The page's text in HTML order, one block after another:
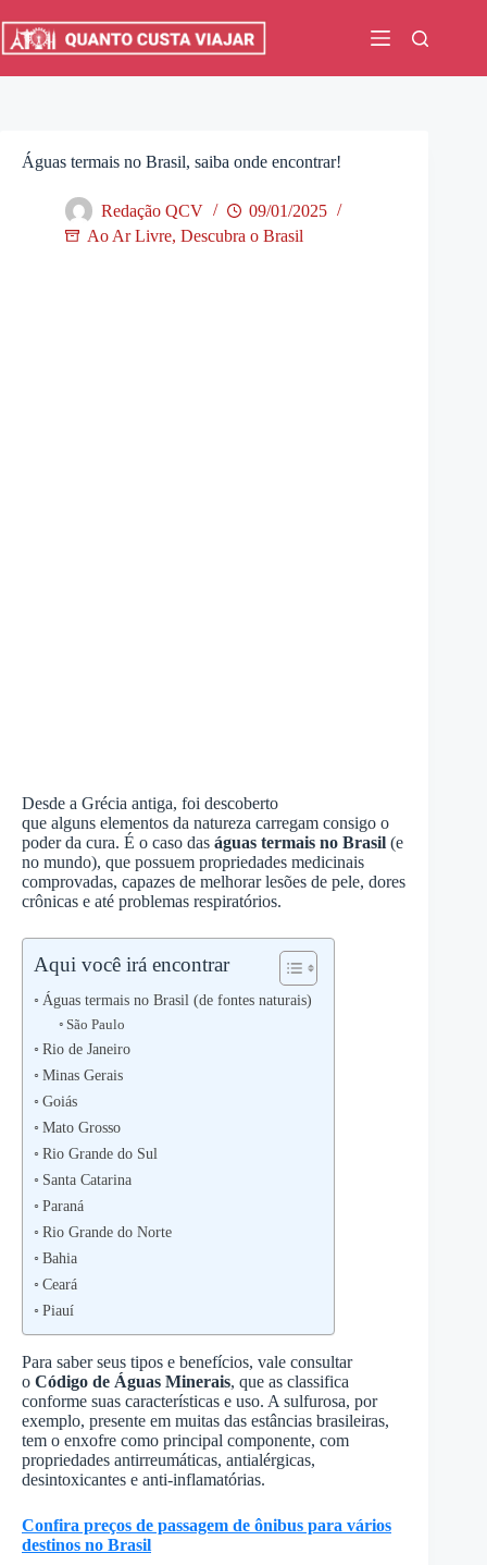
para
Águas termais no Brasil, saiba onde encontrar!
Redação QCV
09/01/2025
Ao Ar Livre, Descubra o Brasil
Desde a Grécia antiga, foi descoberto
que alguns elementos da natureza carregam consigo o
poder da cura. É o caso das águas termais no Brasil (e
no mundo), que possuem propriedades medicinais
comprovadas, capazes de melhorar lesões de pele, dores
crônicas e até problemas respiratórios.
Aqui você irá encontrar
Águas termais no Brasil (de fontes naturais)
São Paulo
Rio de Janeiro
Minas Gerais
Goiás
Mato Grosso
Rio Grande do Sul
Santa Catarina
Paraná
Rio Grande do Norte
Bahia
Ceará
Piauí
Para saber seus tipos e benefícios, vale consultar
o Código de Águas Minerais, que as classifica
conforme suas características e uso. A sulfurosa, por
exemplo, presente em muitas das estâncias brasileiras,
tem o enxofre como principal componente, com
propriedades antirreumáticas, antialérgicas,
desintoxicantes e anti-inflamatórias.
Confira preços de passagem de ônibus para vários
destinos no Brasil